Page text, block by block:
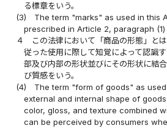
る標章をいう。
(3)
The term "marks" as used in this
prescribed in Article 2, paragraph
４
この法律において「商品の形態」と
従った使用に際して知覚によって認識
部及び内部の形状並びにその形状に結
び質感をいう。
(4)
The term "form of goods" as
external and internal shape of
color, gloss, and texture combined
can be perceived by consumers